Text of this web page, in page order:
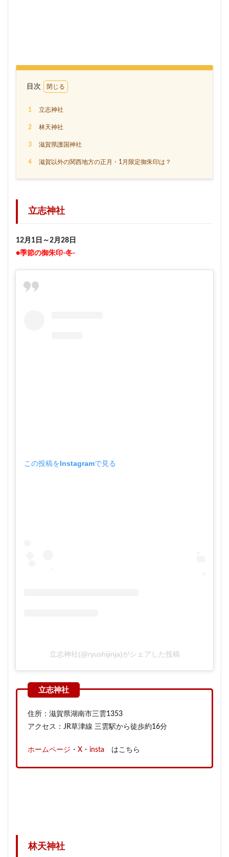
目次
1 立志神社
2 林天神社
3 滋賀県護国神社
4 滋賀以外の関西地方の正月・1月限定御朱印は？
立志神社
12月1日～2月28日
●季節の御朱印-冬-
この投稿をInstagramで見る
立志神社(@ryushijinja)がシェアした投稿
住所：滋賀県湖南市三雲1353
アクセス：JR草津線 三雲駅から徒歩約16分
ホームページ ・ X ・ insta はこちら
林天神社